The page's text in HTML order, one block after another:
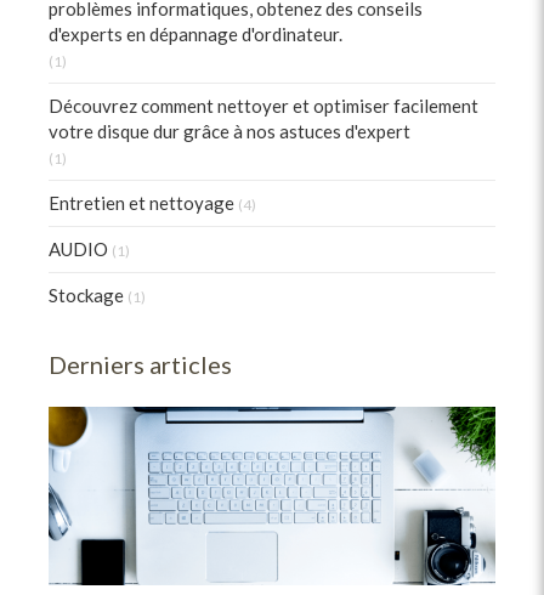
problèmes informatiques, obtenez des conseils
d'experts en dépannage d'ordinateur.
(1)
Découvrez comment nettoyer et optimiser facilement
votre disque dur grâce à nos astuces d'expert
(1)
Entretien et nettoyage (4)
AUDIO (1)
Stockage (1)
Derniers articles